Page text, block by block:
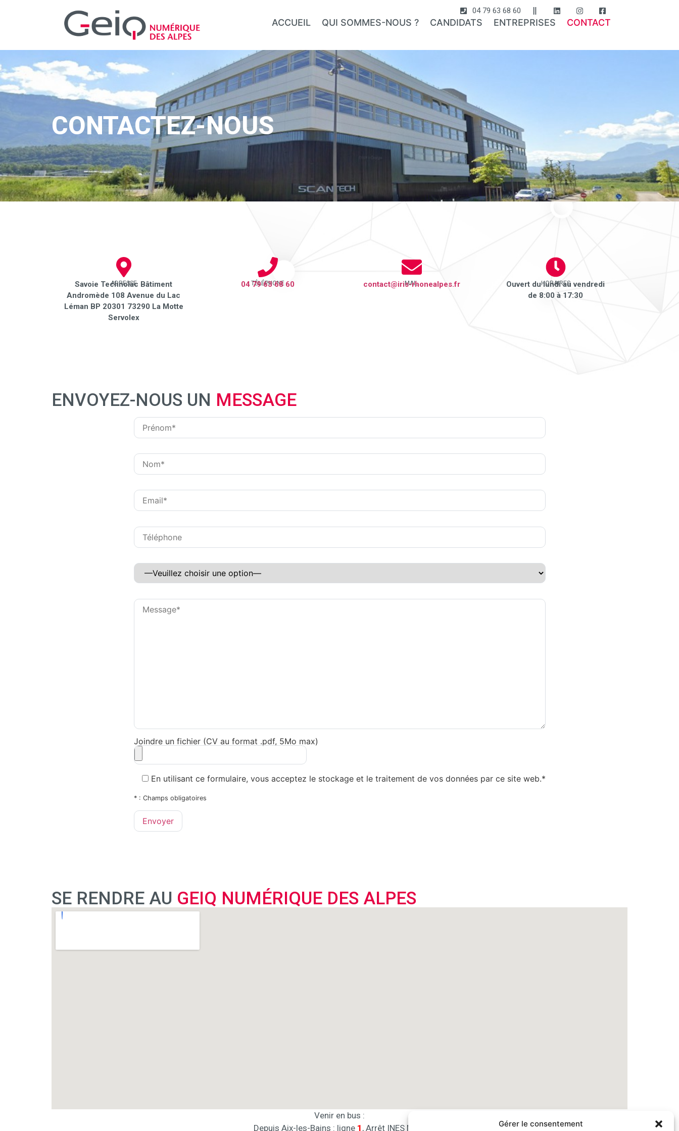
Gérer le consentement
04 79 63 68 60
ACCUEIL QUI SOMMES-NOUS ? CANDIDATS ENTREPRISES CONTACT
CONTACTEZ-NOUS
ADRESSE
Savoie Technolac Bâtiment
Andromède 108 Avenue du Lac
Léman BP 20301 73290 La Motte
Servolex
TÉLÉPHONE
04 79 63 68 60 MAIL
contact@iris-rhonealpes.fr HORAIRES
Ouvert du lundi au vendredi
de 8:00 à 17:30
ENVOYEZ-NOUS UN MESSAGE
Joindre un fichier (CV au format .pdf, 5Mo max)
En utilisant ce formulaire, vous acceptez le stockage et le traitement de vos données par ce site web.*
* : Champs obligatoires
SE RENDRE AU GEIQ NUMÉRIQUE DES ALPES
Venir en bus :
Depuis Aix-les-Bains : ligne 1 , Arrêt INES Nord